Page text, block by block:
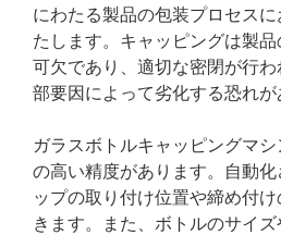
にわたる製品の包装プロセス
たします。キャッピングは製
可欠であり、適切な密閉が行
部要因によって劣化する恐れが
ガラスボトルキャッピングマ
の高い精度があります。自動
ップの取り付け位置や締め付
きます。また、ボトルのサイ